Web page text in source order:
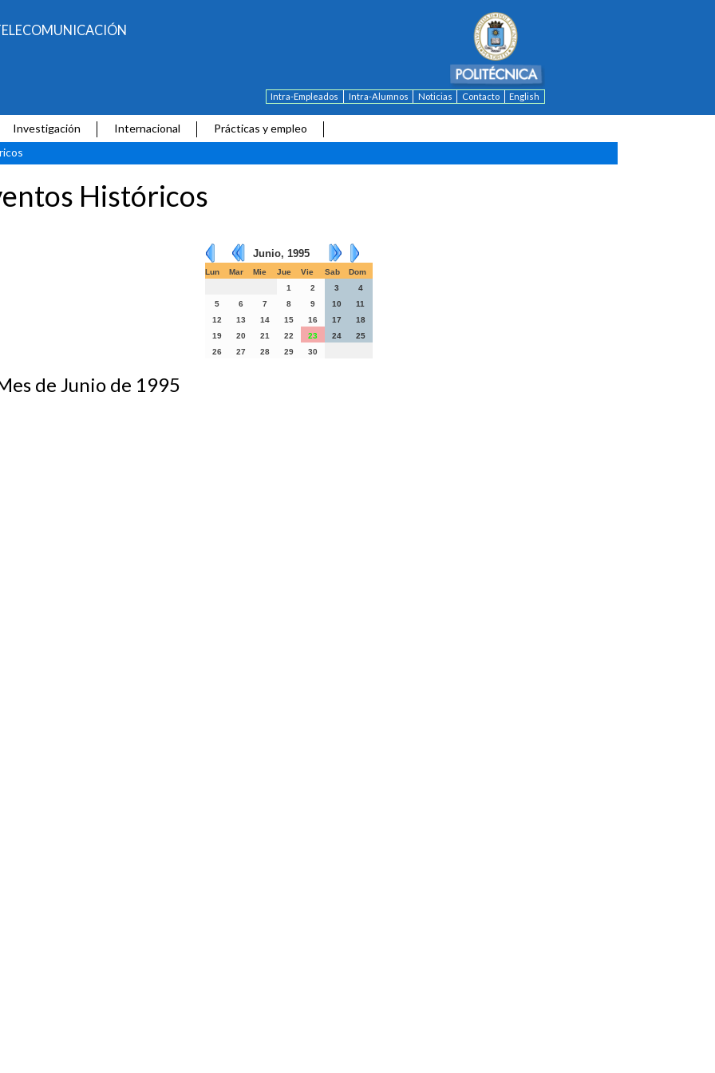
Intra-Empleados Intra-Alumnos Noticias Contacto English
Investigación Internacional
Prácticas y empleo
Históricos
Junio, 1995
Lun Mar Mie Jue Vie Sab
Dom
1
2 3
4
5
6 7 8 9 10
11
12
13 14 15 16 17
18
19
20 21 22 23 24
25
26
27 28 29 30
de Junio de 1995